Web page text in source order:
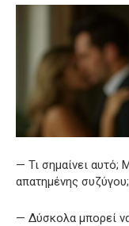
— Τι σημαίνει
απατημένης συζύγου;
— Δύσκολα μπορεί